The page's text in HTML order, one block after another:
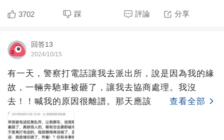
養。滿腦子想怎
3702 踩 評論 分享
回答13
2024/10/15
有一天，警察打電話讓我去派出所，說是因為我的緣
故，一輛奔馳車被砸了，讓我去協商處理。我沒
去！！喊我的原因很離譜。那天應該
查看全部